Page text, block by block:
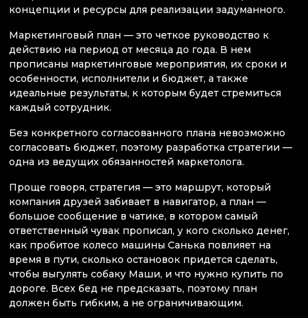
концепции и ресурсы для реализации задуманного.
Маркетинговый план — это четкое руководство к
действию на период от месяца до года. В нем
прописаны маркетинговые мероприятия, их сроки и
особенности, исполнители и бюджет, а также
идеальные результаты, к которым будет стремиться
каждый сотрудник.
Без конкретного согласованного плана невозможно
согласовать бюджет, поэтому разработка стратегии —
одна из ведущих обязанностей маркетолога.
Проще говоря, стратегия — это маршрут, который
компания друзей забивает в навигатор, а план —
большое сообщение в чатике, в котором самый
ответственный чувак прописал, у кого сколько денег,
как пробитое колесо машины Санька повлияет на
время в пути, сколько остановок придется сделать,
чтобы выгулять собаку Маши, и что нужно купить по
дороге. Всех бед не предсказать, поэтому план
должен быть гибким, а не ограничивающим.